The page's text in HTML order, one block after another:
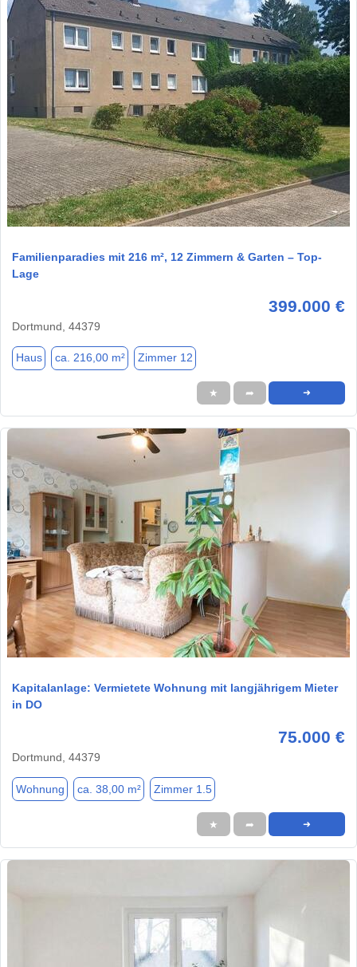
1 / 9
Familienparadies mit 216 m², 12 Zimmern & Garten – Top-
Lage
399.000 €
Dortmund, 44379
Haus ca. 216,00 m² Zimmer 12
★ ➦ ➜
1 / 5
Kapitalanlage: Vermietete Wohnung mit langjährigem Mieter
in DO
75.000 €
Dortmund, 44379
Wohnung ca. 38,00 m² Zimmer 1.5
★ ➦ ➜